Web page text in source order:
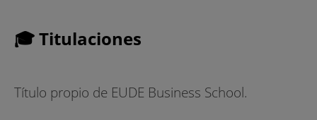
🎓 Titulaciones
Título propio de EUDE Business School.